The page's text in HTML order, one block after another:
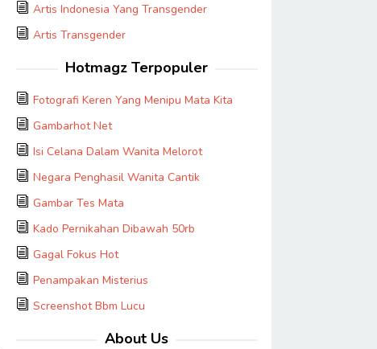
Artis Indonesia Yang Transgender
Artis Transgender
Hotmagz Terpopuler
Fotografi Keren Yang Menipu Mata Kita
Gambarhot Net
Isi Celana Dalam Wanita Melorot
Negara Penghasil Wanita Cantik
Gambar Tes Mata
Kado Pernikahan Dibawah 50rb
Gagal Fokus Hot
Penampakan Misterius
Screenshot Bbm Lucu
About Us